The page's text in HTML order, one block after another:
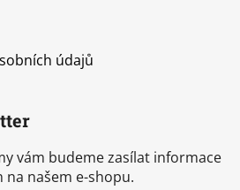
údajů
vám budeme zasílat informace
našem e-shopu.